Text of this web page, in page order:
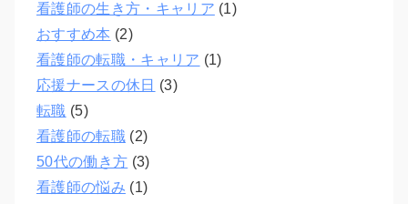
看護師の生き方・キャリア (1)
おすすめ本 (2)
看護師の転職・キャリア (1)
応援ナースの休日 (3)
転職 (5)
看護師の転職(2)
50代の働き方 (3)
看護師の悩み (1)